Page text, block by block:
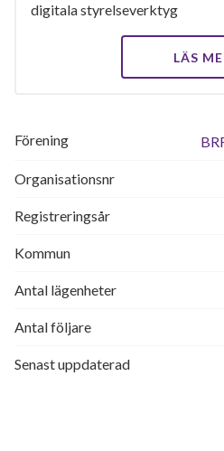
digitala styrelseverktyg
LÄS
Förening
Organisationsnr
Registreringsår
Kommun
Antal lägenheter
Antal följare
Senast uppdaterad